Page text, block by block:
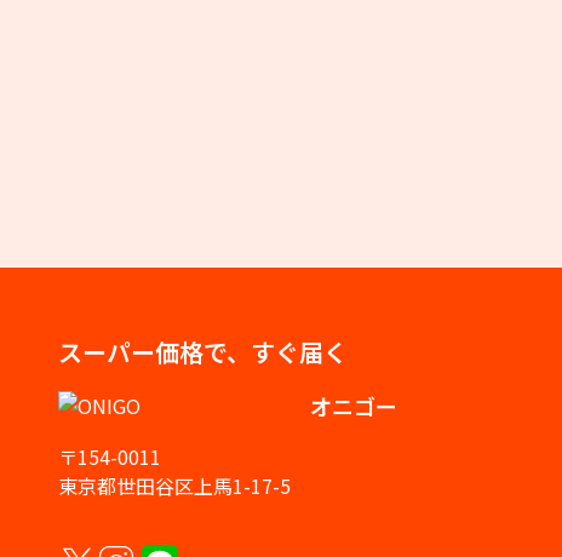
スーパー価格で、すぐ届く
オニゴー
〒154-0011
東京都世田谷区上馬1-17-5